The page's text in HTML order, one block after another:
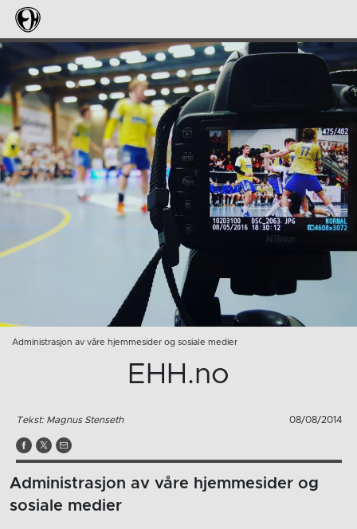
Administrasjon av våre hjemmesider og sosiale medier
EHH.no
Tekst: Magnus Stenseth 08/08/2014
Administrasjon av våre hjemmesider og
sosiale medier